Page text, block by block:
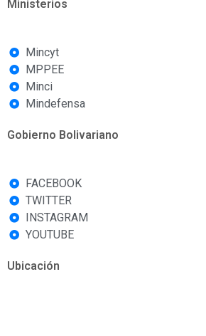
Ministerios
Mincyt
MPPEE
Minci
Mindefensa
Gobierno Bolivariano
FACEBOOK
TWITTER
INSTAGRAM
YOUTUBE
Ubicación